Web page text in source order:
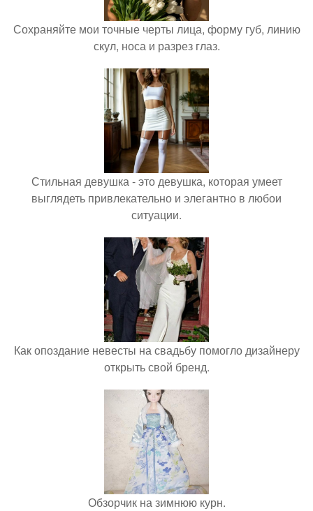
Сохраняйте мои точные черты лица, форму губ, линию
скул, носа и разрез глаз.
Стильная девушка - это девушка, которая умеет
выглядеть привлекательно и элегантно в любои
ситуации.
Как опоздание невесты на свадьбу помогло дизайнеру
открыть свой бренд.
Обзорчик на зимнюю курн.